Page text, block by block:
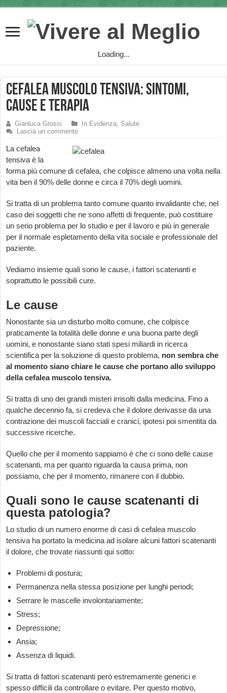
Loading...
Cefalea Muscolo Tensiva: sintomi,
cause e terapia
Gianluca Grossi In Evidenza, Salute
Lascia un commento
La cefalea
tensiva è la
forma più comune di cefalea, che colpisce almeno una volta nella
vita ben il 90% delle donne e circa il 70% degli uomini.
Si tratta di un problema tanto comune quanto invalidante che, nel
caso dei soggetti che ne sono affetti di frequente, può costituire
un serio problema per lo studio e per il lavoro e più in generale
per il normale espletamento della vita sociale e professionale del
paziente.
Vediamo insieme quali sono le cause, i fattori scatenanti e
soprattutto le possibili cure.
Le cause
Nonostante sia un disturbo molto comune, che colpisce
praticamente la totalità delle donne e una buona parte degli
uomini, e nonostante siano stati spesi miliardi in ricerca
scientifica per la soluzione di questo problema, non sembra che
al momento siano chiare le cause che portano allo sviluppo
della cefalea muscolo tensiva.
Si tratta di uno dei grandi misteri irrisolti dalla medicina. Fino a
qualche decennio fa, si credeva che il dolore derivasse da una
contrazione dei muscoli facciali e cranici, ipotesi poi smentita da
successive ricerche.
Quello che per il momento sappiamo è che ci sono delle cause
scatenanti, ma per quanto riguarda la causa prima, non
possiamo, che per il momento, rimanere con il dubbio.
Quali sono le cause scatenanti di
questa patologia?
Lo studio di un numero enorme di casi di cefalea muscolo
tensiva ha portato la medicina ad isolare alcuni fattori scatenanti
il dolore, che trovate riassunti qui sotto:
Problemi di postura;
Permanenza nella stessa posizione per lunghi periodi;
Serrare le mascelle involontariamente;
Stress;
Depressione;
Ansia;
Assenza di liquidi.
Si tratta di fattori scatenanti però estremamente generici e
spesso difficili da controllare o evitare. Per questo motivo,